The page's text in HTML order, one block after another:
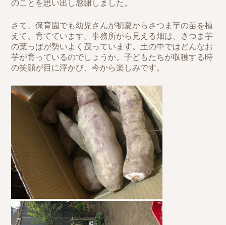
のことを思い出し感謝しました。
さて、保育園でも幼児さんが初夏からさつま芋の苗を植
えて、育てています。事務所から見える畑は、さつま芋
の葉っぱが勢いよく茂っています。土の中ではどんなお
芋が育っているのでしょうか。子どもたちが収穫する時
の笑顔が目に浮かび、今から楽しみです。